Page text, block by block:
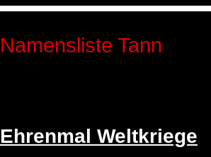
Namensliste Tann
Ehrenmal Weltkriege